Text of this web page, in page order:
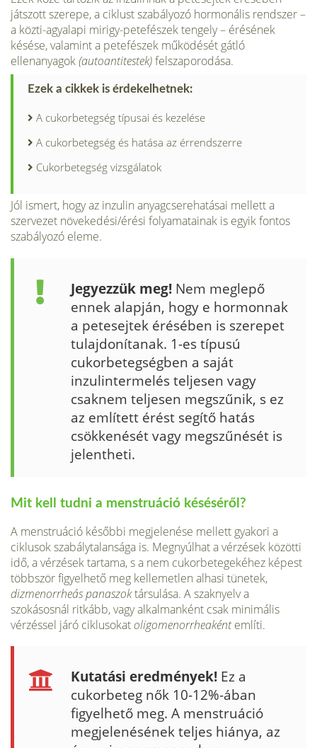
játszott szerepe, a ciklust szabályozó hormonális rendszer –
a közti-agyalapi mirigy-petefészek tengely – érésének
késése, valamint a petefészek működését gátló
ellenanyagok(autoantitestek)felszaporodása.
Ezek a cikkek is érdekelhetnek:
A cukorbetegség típusai és kezelése
A cukorbetegség és hatása az érrendszerre
Cukorbetegség vizsgálatok
Jól ismert, hogy az inzulin anyagcserehatásai mellett a
szervezet növekedési/érési folyamatainak is egyik fontos
szabályozó eleme.
Jegyezzük meg! Nem meglepő
ennek alapján, hogy e hormonnak
a petesejtek érésében is szerepet
tulajdonítanak. 1-es típusú
cukorbetegségben a saját
inzulinterme­lés teljesen vagy
csaknem teljesen megszűnik, s ez
az említett érést segítő hatás
csökkenését vagy meg­szűnését is
jelentheti.
Mit kell tudni a menstruáció késéséről?
A menstruáció későbbi megjelenése mellett gyakori a
ciklusok szabálytalansága is. Megnyúlhat a vérzések kö­zötti
idő, a vérzések tartama, s a nem cukorbetegekéhez képest
többször figyelhető meg kellemetlen alhasi tüne­tek,
dizmenorrheás panaszoktársulása. A szaknyelv a
szokásosnál ritkább, vagy alkalmanként csak minimális
vérzéssel járó ciklusokatoligomenorrheakéntemlíti.
Kutatási eredmények! Ez a
cukorbeteg nők 10-12%-ában
figyelhető meg. A menstruáció
megjelenésének teljes hiánya, az